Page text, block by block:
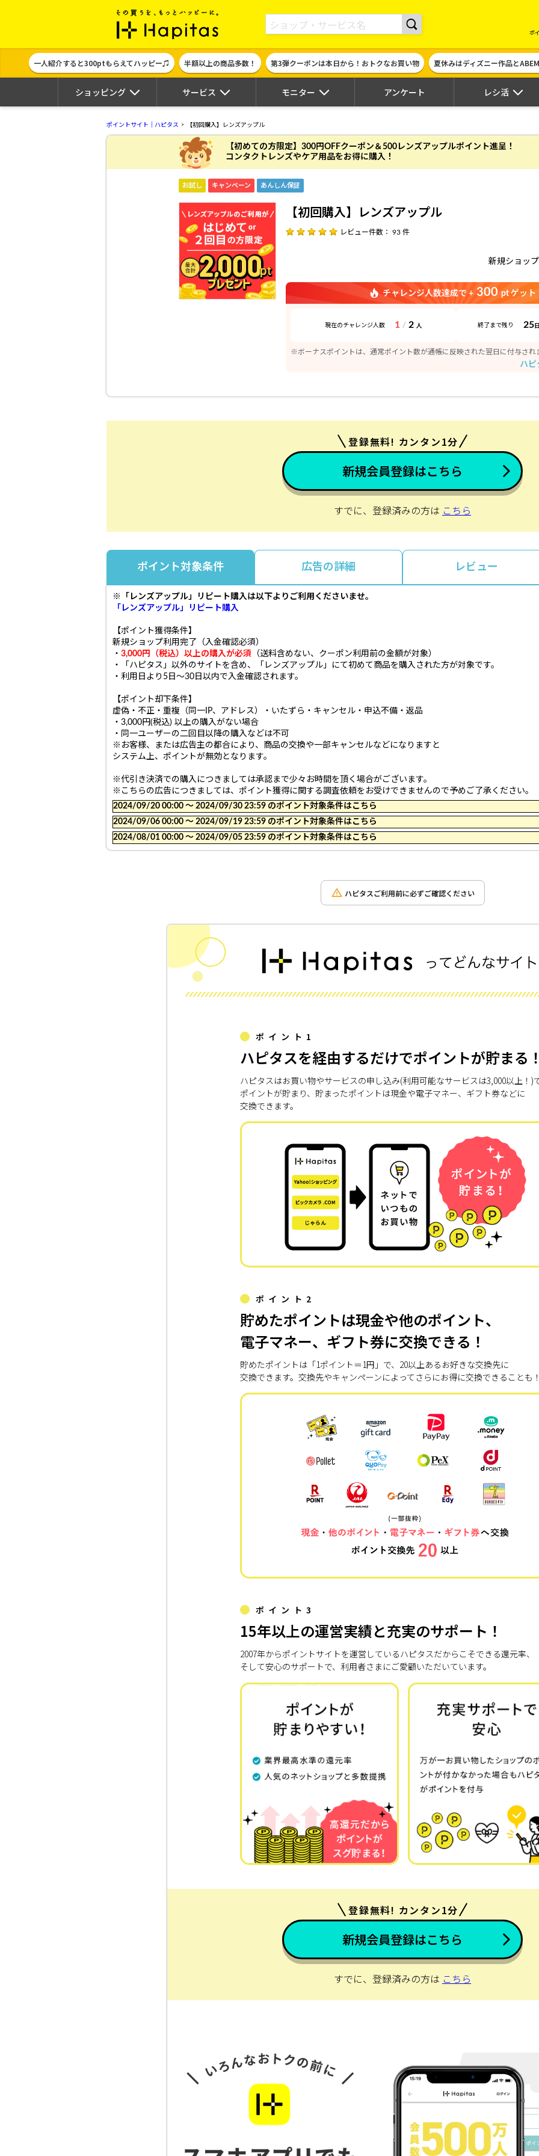
ポイント貯めて現金やギフト券に交換できるポイントサイト | ハピタス
ポ
一人紹介すると300ptもらえてハッピー♫ 半額以上の商品多数！ 第3弾クーポンは本日から！おトクなお買い物 夏休みはディズニー作品と
ショッピング サービス モニター アンケート レシ活
ポイントサイト｜ハピタス 【初回購入】レンズアップル
【初めての方限定】300円OFFクーポン＆500レンズアップルポイント進呈！
コンタクトレンズやケア用品をお得に購入！
お試し キャンペーン あんしん保証
【初回購入】レンズアップル
レビュー件数： 93 件
新規ショッ
チャレンジ人数達成で +300 pt ゲット
現在のチャレンジ人数 1 / 2 人 終了まで残り 25
※ボーナスポイントは、通常ポイント数が通帳に反映された翌日に付与され
ハ
登録無料! カンタン1分
新規会員登録はこちら
すでに、登録済みの方は こちら
ポイント対象条件 広告の詳細 レビュー
※「レンズアップル」 リピート購入は以下よりご利用くださいませ。
「レンズアップル」
リピート購入
【ポイント獲得条件】
新規ショップ利用完了（入金確認必須）
・ 3,000円（税込）以上の購入が必須 （送料含めない、クーポン利用前の金額が対象）
・「ハピタス」以外のサイトを含め、「レンズアップル」にて初めて商品を購入された方が対象です。
・利用日より5日〜30日以内で入金確認されます。
【ポイント却下条件】
虚偽・不正・重複（同一IP、アドレス）・いたずら・キャンセル・申込不備・返品
・3,000円(税込) 以上の購入がない場合
・同一ユーザーの二回目以降の購入などは不可
※お客様、または広告主の都合により、商品の交換や一部キャンセルなどになりますと
システム上、ポイントが無効となります。
※代引き決済での購入につきましては承認まで少々お時間を頂く場合がございます。
※こちらの広告につきましては、ポイント獲得に関する調査依頼をお受けできませんので予めご了承ください。
2024/09/20 00:00 〜 2024/09/30 23:59 のポイント対象条件はこちら
2024/09/06 00:00 〜 2024/09/19 23:59 のポイント対象条件はこちら
2024/08/01 00:00 〜 2024/09/05 23:59 のポイント対象条件はこちら
ハピタスご利用前に必ずご確認ください
ポイント1
ハピタスを経由するだけでポイントが貯まる
ハピタスはお買い物やサービスの申し込み(利用可能なサービスは3,000以上！)
ポイントが貯まり、貯まったポイントは現金や電子マネー、ギフト券などに
交換できます。
ポイント2
貯めたポイントは現金や他のポイント、
電子マネー、ギフト券に交換できる！
貯めたポイントは「1ポイント＝1円」で、20以上あるお好きな交換先に
交換できます。交換先やキャンペーンによってさらにお得に交換できることも
ポイント3
15年以上の運営実績と充実のサポート！
2007年からポイントサイトを運営しているハピタスだからこそできる還元率、
そして安心のサポートで、利用者さまにご愛顧いただいています。
登録無料! カンタン1分
新規会員登録はこちら
すでに、登録済みの方は こちら